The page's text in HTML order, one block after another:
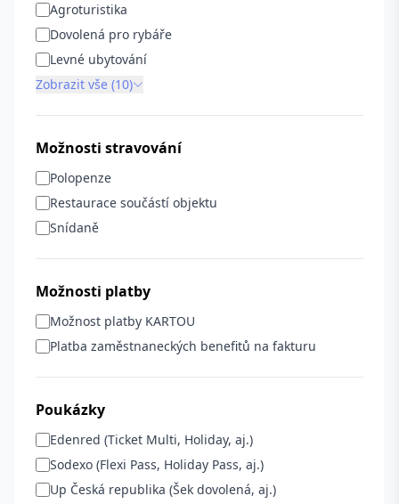
Agroturistika
Dovolená pro rybáře
Levné ubytování
Zobrazit vše (10)
Možnosti stravování
Polopenze
Restaurace součástí objektu
Snídaně
Možnosti platby
Možnost platby KARTOU
Platba zaměstnaneckých benefitů na fakturu
Poukázky
Edenred (Ticket Multi, Holiday, aj.)
Sodexo (Flexi Pass, Holiday Pass, aj.)
Up Česká republika (Šek dovolená, aj.)